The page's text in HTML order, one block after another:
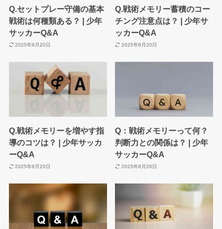
Q.セットプレー守備の基本
戦術は何種類ある？ | 少年
サッカーQ&A
2025年8月20日
Q.戦術メモリー蓄積のコー
チング注意点は？ | 少年サ
ッカーQ&A
2025年8月20日
Q.戦術メモリーを増やす指
導のコツは？ | 少年サッカ
ーQ&A
2025年8月20日
Q：戦術メモリーって何？
判断力との関係は？ | 少年
サッカーQ&A
2025年8月20日